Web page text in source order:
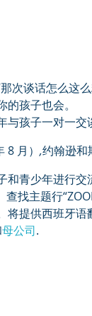
次谈话怎么这么
孩子也会。
与孩子一对一
8 月） ,约翰逊和
青少年进行交
找主题行
提供西班牙语
母公司.